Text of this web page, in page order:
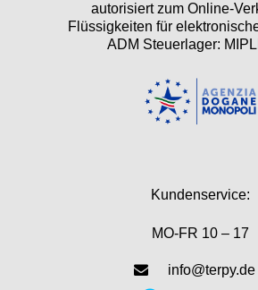
autorisiert zum Online-
Flüssigkeiten für
ADM Steuerlager:
Kundenservice:
MO-FR 10 – 17
info@terpy.de